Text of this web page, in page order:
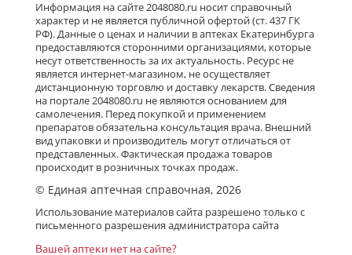
Информация на сайте 2048080.ru носит справочный
характер и не является публичной офертой (ст. 437 ГК
РФ). Данные о ценах и наличии в аптеках Екатеринбурга
предоставляются сторонними организациями, которые
несут ответственность за их актуальность. Ресурс не
является интернет-магазином, не осуществляет
дистанционную торговлю и доставку лекарств. Сведения
на портале 2048080.ru не являются основанием для
самолечения. Перед покупкой и применением
препаратов обязательна консультация врача. Внешний
вид упаковки и производитель могут отличаться от
представленных. Фактическая продажа товаров
происходит в розничных точках продаж.
© Единая аптечная справочная, 2026
Использование материалов сайта разрешено только с
письменного разрешения администратора сайта
Вашей аптеки нет на сайте?